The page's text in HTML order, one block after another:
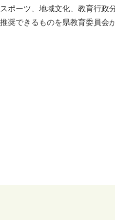
ーツ、地域文化、教育行政
奨できるものを県教育委員会